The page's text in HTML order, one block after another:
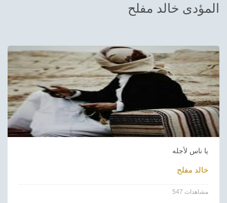
Sudani tones
المؤدى خالد مفلح
يا ناس لأجله
خالد مفلح
547 مشاهدات